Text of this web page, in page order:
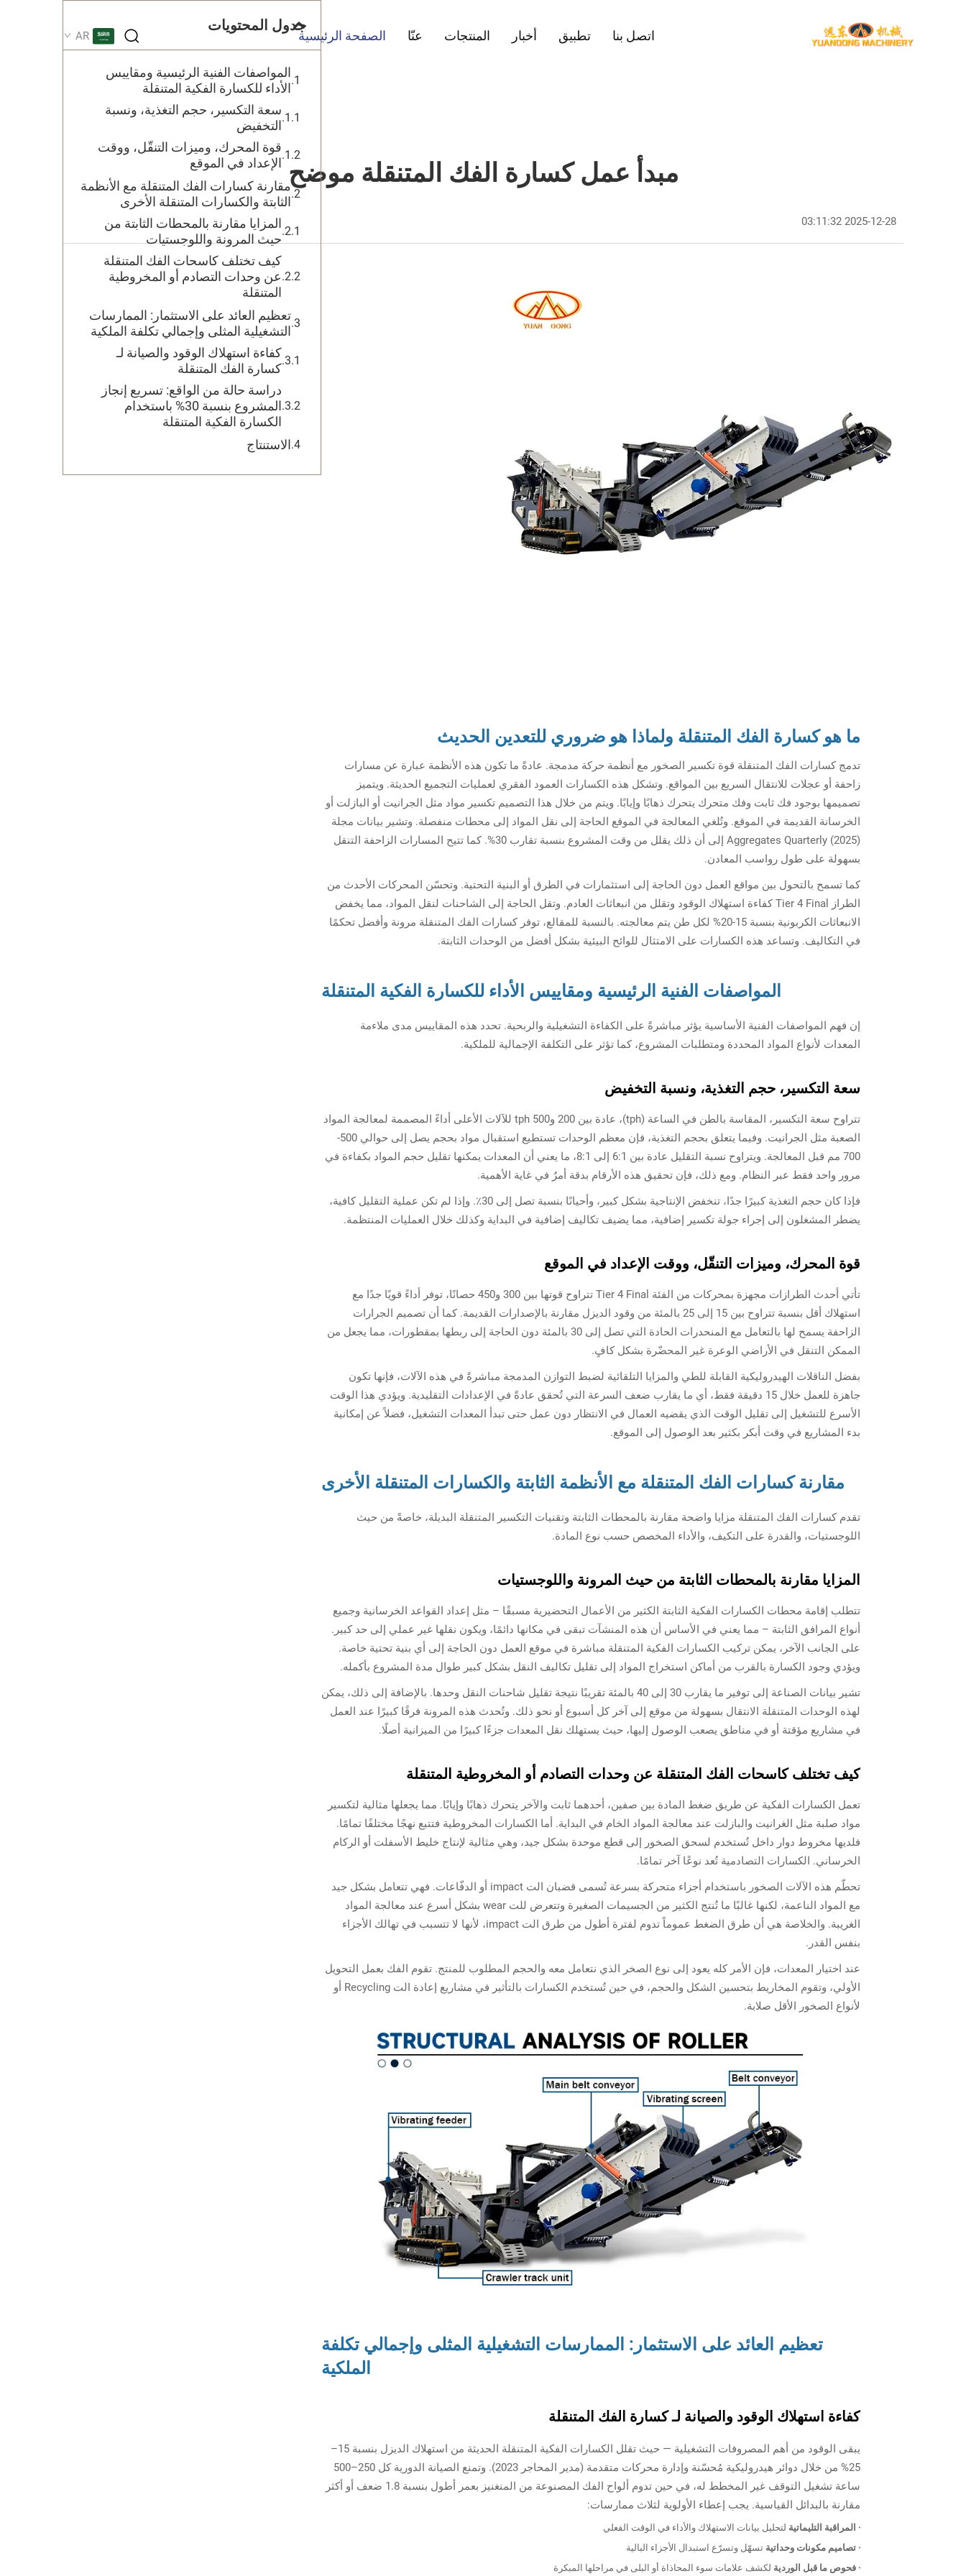
الصفحة الرئيسية عنّا المنتجات أخبار تطبيق اتصل بنا AR
مبدأ عمل كسارة الفك المتنقلة موضح
2025-12-28 03:11:32
ما هوكسارة الفك المتنقلة ولماذا هو ضروري للتعدين الحديث
تدمج كسارات الفك المتنقلة قوة تكسير الصخور مع أنظمة حركة مدمجة. عادةً ما تكون هذه الأنظمة عبارة عن مسارات
زاحفة أو عجلات للانتقال السريع بين المواقع. وتشكل هذه الكسارات العمود الفقري لعمليات التجميع الحديثة. ويتميز
تصميمها بوجود فك ثابت وفك متحرك يتحرك ذهابًا وإيابًا. ويتم من خلال هذا التصميم تكسير مواد مثل الجرانيت أو البازلت أو
الخرسانة القديمة في الموقع. وتُلغي المعالجة في الموقع الحاجة إلى نقل المواد إلى محطات منفصلة. وتشير بيانات مجلة
Aggregates Quarterly (2025) إلى أن ذلك يقلل من وقت المشروع بنسبة تقارب 30%. كما تتيح المسارات الزاحفة التنقل
بسهولة على طول رواسب المعادن.
كما تسمح بالتحول بين مواقع العمل دون الحاجة إلى استثمارات في الطرق أو البنية التحتية. وتحسّن المحركات الأحدث من
الطراز Tier 4 Final كفاءة استهلاك الوقود وتقلل من انبعاثات العادم. وتقل الحاجة إلى الشاحنات لنقل المواد، مما يخفض
الانبعاثات الكربونية بنسبة 15-20% لكل طن يتم معالجته. بالنسبة للمقالع، توفر كسارات الفك المتنقلة مرونة وأفضل تحكمًا
في التكاليف. وتساعد هذه الكسارات على الامتثال للوائح البيئية بشكل أفضل من الوحدات الثابتة.
المواصفات الفنية الرئيسية ومقاييس الأداء للكسارة الفكية المتنقلة
إن فهم المواصفات الفنية الأساسية يؤثر مباشرةً على الكفاءة التشغيلية والربحية. تحدد هذه المقاييس مدى ملاءمة
المعدات لأنواع المواد المحددة ومتطلبات المشروع، كما تؤثر على التكلفة الإجمالية للملكية.
سعة التكسير، حجم التغذية، ونسبة التخفيض
تتراوح سعة التكسير، المقاسة بالطن في الساعة (tph)، عادة بين 200 و500 tph للآلات الأعلى أداءً المصممة لمعالجة المواد
الصعبة مثل الجرانيت. وفيما يتعلق بحجم التغذية، فإن معظم الوحدات تستطيع استقبال مواد بحجم يصل إلى حوالي 500-
700 مم قبل المعالجة. ويتراوح نسبة التقليل عادة بين 6:1 إلى 8:1، ما يعني أن المعدات يمكنها تقليل حجم المواد بكفاءة في
مرور واحد فقط عبر النظام. ومع ذلك، فإن تحقيق هذه الأرقام بدقة أمرٌ في غاية الأهمية.
فإذا كان حجم التغذية كبيرًا جدًا، تنخفض الإنتاجية بشكل كبير، وأحيانًا بنسبة تصل إلى 30٪. وإذا لم تكن عملية التقليل كافية،
يضطر المشغلون إلى إجراء جولة تكسير إضافية، مما يضيف تكاليف إضافية في البداية وكذلك خلال العمليات المنتظمة.
قوة المحرك، وميزات التنقّل، ووقت الإعداد في الموقع
تأتي أحدث الطرازات مجهزة بمحركات من الفئة Tier 4 Final تتراوح قوتها بين 300 و450 حصانًا، توفر أداءً قويًا جدًا مع
استهلاك أقل بنسبة تتراوح بين 15 إلى 25 بالمئة من وقود الديزل مقارنة بالإصدارات القديمة. كما أن تصميم الجرارات
الزاحفة يسمح لها بالتعامل مع المنحدرات الحادة التي تصل إلى 30 بالمئة دون الحاجة إلى ربطها بمقطورات، مما يجعل من
الممكن التنقل في الأراضي الوعرة غير المحضّرة بشكل كافٍ.
بفضل الناقلات الهيدروليكية القابلة للطي والمزايا التلقائية لضبط التوازن المدمجة مباشرةً في هذه الآلات، فإنها تكون
جاهزة للعمل خلال 15 دقيقة فقط، أي ما يقارب ضعف السرعة التي تُحقق عادةً في الإعدادات التقليدية. ويؤدي هذا الوقت
الأسرع للتشغيل إلى تقليل الوقت الذي يقضيه العمال في الانتظار دون عمل حتى تبدأ المعدات التشغيل، فضلاً عن إمكانية
بدء المشاريع في وقت أبكر بكثير بعد الوصول إلى الموقع.
مقارنة كسارات الفك المتنقلة مع الأنظمة الثابتة والكسارات المتنقلة الأخرى
تقدم كسارات الفك المتنقلة مزايا واضحة مقارنة بالمحطات الثابتة وتقنيات التكسير المتنقلة البديلة، خاصةً من حيث
اللوجستيات، والقدرة على التكيف، والأداء المخصص حسب نوع المادة.
المزايا مقارنة بالمحطات الثابتة من حيث المرونة واللوجستيات
تتطلب إقامة محطات الكسارات الفكية الثابتة الكثير من الأعمال التحضيرية مسبقًا – مثل إعداد القواعد الخرسانية وجميع
أنواع المرافق الثابتة – مما يعني في الأساس أن هذه المنشآت تبقى في مكانها دائمًا، ويكون نقلها غير عملي إلى حد كبير.
على الجانب الآخر، يمكن تركيب الكسارات الفكية المتنقلة مباشرة في موقع العمل دون الحاجة إلى أي بنية تحتية خاصة.
ويؤدي وجود الكسارة بالقرب من أماكن استخراج المواد إلى تقليل تكاليف النقل بشكل كبير طوال مدة المشروع بأكمله.
تشير بيانات الصناعة إلى توفير ما يقارب 30 إلى 40 بالمئة تقريبًا نتيجة تقليل شاحنات النقل وحدها. بالإضافة إلى ذلك، يمكن
لهذه الوحدات المتنقلة الانتقال بسهولة من موقع إلى آخر كل أسبوع أو نحو ذلك. وتُحدث هذه المرونة فرقًا كبيرًا عند العمل
في مشاريع مؤقتة أو في مناطق يصعب الوصول إليها، حيث يستهلك نقل المعدات جزءًا كبيرًا من الميزانية أصلًا.
كيف تختلف كاسحات الفك المتنقلة عن وحدات التصادم أو المخروطية المتنقلة
تعمل الكسارات الفكية عن طريق ضغط المادة بين صفين، أحدهما ثابت والآخر يتحرك ذهابًا وإيابًا. مما يجعلها مثالية لتكسير
مواد صلبة مثل الغرانيت والبازلت عند معالجة المواد الخام في البداية. أما الكسارات المخروطية فتتبع نهجًا مختلفًا تمامًا.
فلديها مخروط دوار داخل تُستخدم لسحق الصخور إلى قطع موحدة بشكل جيد، وهي مثالية لإنتاج خليط الأسفلت أو الركام
الخرساني. الكسارات التصادمية تُعد نوعًا آخر تمامًا.
تحطّم هذه الآلات الصخور باستخدام أجزاء متحركة بسرعة تُسمى قضبان الت impact أو الدفّاعات. فهي تتعامل بشكل جيد
مع المواد الناعمة، لكنها غالبًا ما تُنتج الكثير من الجسيمات الصغيرة وتتعرض للت wear بشكل أسرع عند معالجة المواد
الغريبة. والخلاصة هي أن طرق الضغط عموماً تدوم لفترة أطول من طرق الت impact، لأنها لا تتسبب في تهالك الأجزاء
بنفس القدر.
عند اختيار المعدات، فإن الأمر كله يعود إلى نوع الصخر الذي نتعامل معه والحجم المطلوب للمنتج. تقوم الفك بعمل التحويل
الأولي، وتقوم المخاريط بتحسين الشكل والحجم، في حين تُستخدم الكسارات بالتأثير في مشاريع إعادة الت Recycling أو
لأنواع الصخور الأقل صلابة.
تعظيم العائد على الاستثمار: الممارسات التشغيلية المثلى وإجمالي تكلفة
الملكية
كفاءة استهلاك الوقود والصيانة لـكسارة الفك المتنقلة
يبقى الوقود من أهم المصروفات التشغيلية — حيث تقلل الكسارات الفكية المتنقلة الحديثة من استهلاك الديزل بنسبة 15–
25% من خلال دوائر هيدروليكية مُحسّنة وإدارة محركات متقدمة (مدير المحاجر 2023). وتمنع الصيانة الدورية كل 250–500
ساعة تشغيل التوقف غير المخطط له، في حين تدوم ألواح الفك المصنوعة من المنغنيز بعمر أطول بنسبة 1.8 ضعف أو أكثر
مقارنة بالبدائل القياسية. يجب إعطاء الأولوية لثلاث ممارسات:
· المراقبة التليماتية لتحليل بيانات الاستهلاك والأداء في الوقت الفعلي
· تصاميم مكونات وحداتية تسهّل وتسرّع استبدال الأجزاء البالية
· فحوص ما قبل الوردية لكشف علامات سوء المحاذاة أو البلى في مراحلها المبكرة
جدول المحتويات
المواصفات الفنية الرئيسية ومقاييس
الأداء للكسارة الفكية المتنقلة
سعة التكسير، حجم التغذية، ونسبة
التخفيض
قوة المحرك، وميزات التنقّل، ووقت
الإعداد في الموقع
مقارنة كسارات الفك المتنقلة مع الأنظمة
الثابتة والكسارات المتنقلة الأخرى
المزايا مقارنة بالمحطات الثابتة من
حيث المرونة واللوجستيات
كيف تختلف كاسحات الفك المتنقلة
عن وحدات التصادم أو المخروطية
المتنقلة
تعظيم العائد على الاستثمار: الممارسات
التشغيلية المثلى وإجمالي تكلفة الملكية
كفاءة استهلاك الوقود والصيانة لـ
كسارة الفك المتنقلة
دراسة حالة من الواقع: تسريع إنجاز
المشروع بنسبة 30% باستخدام
الكسارة الفكية المتنقلة
الاستنتاج